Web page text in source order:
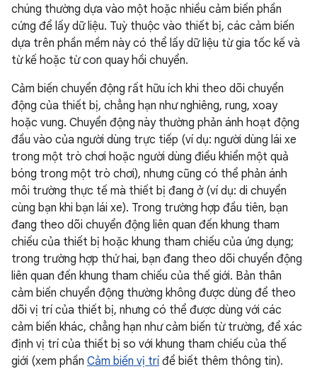
chúng thường dựa vào một hoặc nhiều cảm biến phần
cứng để lấy dữ liệu. Tuỳ thuộc vào thiết bị, các cảm biến
dựa trên phần mềm này có thể lấy dữ liệu từ gia tốc kế và
từ kế hoặc từ con quay hồi chuyển.
Cảm biến chuyển động rất hữu ích khi theo dõi chuyển
động của thiết bị, chẳng hạn như nghiêng, rung, xoay
hoặc vung. Chuyển động này thường phản ánh hoạt động
đầu vào của người dùng trực tiếp (ví dụ: người dùng lái xe
trong một trò chơi hoặc người dùng điều khiển một quả
bóng trong một trò chơi), nhưng cũng có thể phản ánh
môi trường thực tế mà thiết bị đang ở (ví dụ: di chuyển
cùng bạn khi bạn lái xe). Trong trường hợp đầu tiên, bạn
đang theo dõi chuyển động liên quan đến khung tham
chiếu của thiết bị hoặc khung tham chiếu của ứng dụng;
trong trường hợp thứ hai, bạn đang theo dõi chuyển động
liên quan đến khung tham chiếu của thế giới. Bản thân
cảm biến chuyển động thường không được dùng để theo
dõi vị trí của thiết bị, nhưng có thể được dùng với các
cảm biến khác, chẳng hạn như cảm biến từ trường, để xác
định vị trí của thiết bị so với khung tham chiếu của thế
giới (xem phần Cảm biến vị trí để biết thêm thông tin).